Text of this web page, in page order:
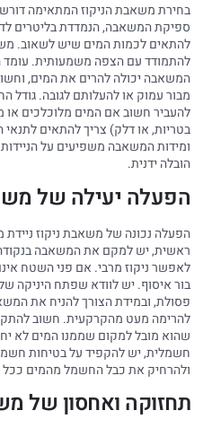
בחירת משאבת הניקוז המתאימה
ספיקת המשאבה, הנמדדת בליטרים
להתאים לכמות המים שיש לשאוב.
להתמודד עם הצפה משמעותית. עומד
המשאבה יכולה להרים את המים,
מבור עמוק או להעלותם לגובה.
להעביר חשוב אם המים מלוכלכים
בטריות, או דלק) צריך להתאים
ומידות המשאבה משפיעים על
הובלה ידנית.
הפעלה יעילה של
הפעלה נכונה של משאבת ניקוז ניידת
ראשית, יש למקם את המשאבה
לאפשר ניקוז מרבי. אם פני השטח
בור איסוף. יש לוודא שפתח היניקה
פסולת, ובמידת הצורך להניח את
להרימה מעט מהקרקעית. חשוב
שהוא מובל למקום שממנו המים לא
חשמלית, יש להקפיד על בטיחות
ולהרחיק את כבל החשמל מהמים
תחזוקה ואחסון של